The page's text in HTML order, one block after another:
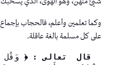
وكما تعلمين وأعلم، فالحجاب بإجماع
على كل مسلمة بالغة عاقلة.
قال  تعالى : ﴿